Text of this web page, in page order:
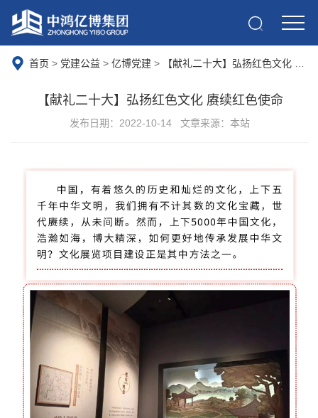
首页 > 党建公益 > 亿博党建 > 【献礼二十大】弘扬红色文化 赓续红色使命
【献礼二十大】弘扬红色文化 赓续红色使命
发布日期：2022-10-14 文章来源：本站